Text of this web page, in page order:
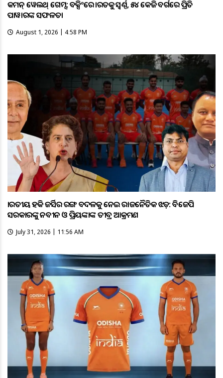
କମନ୍ ୱେଲଥ୍ ଗେମ୍ସ: ବକ୍ସିଂରେ ଭାରତକୁ ସ୍ବର୍ଣ୍ଣ, ୫୪ କେଜି ବର୍ଗରେ ପ୍ରିତି
ପାୱାରଙ୍କ ସଫଳତା
August 1, 2026 | 4:58 PM
ଭାରତୀୟ ହକି ଜର୍ସିର ରଙ୍ଗ ବଦଳକୁ ନେଇ ରାଜନୈତିକ ଝଡ଼: ବିଜେପି
ସରକାରଙ୍କୁ ନବୀନ ଓ ପ୍ରିୟଙ୍କାଙ୍କ ତୀବ୍ର ଆକ୍ରମଣ
July 31, 2026 | 11:56 AM